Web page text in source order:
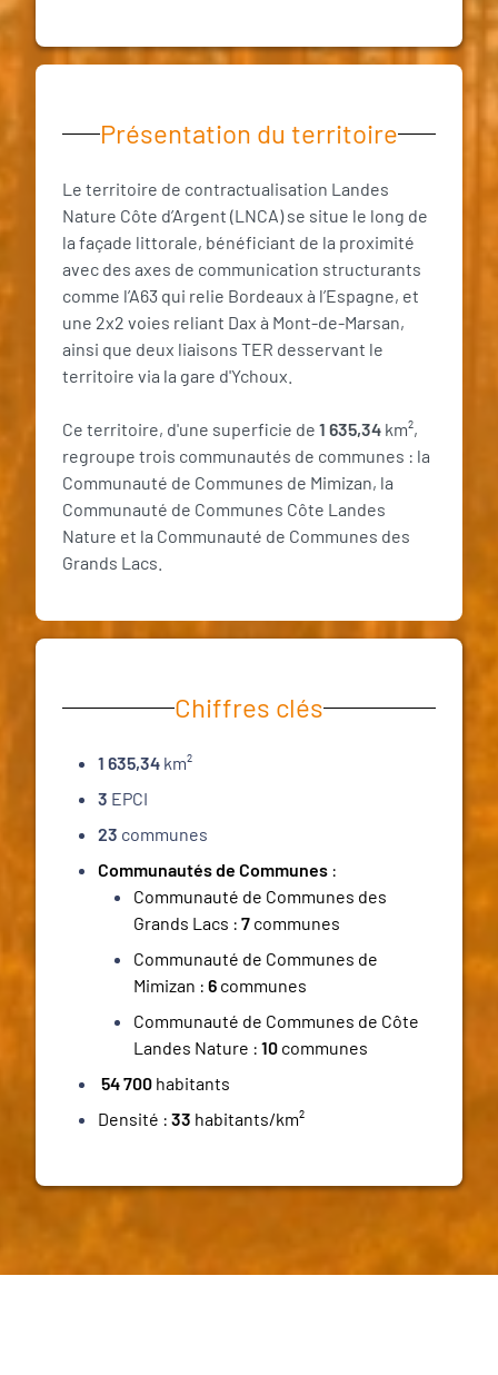
Présentation du territoire
Le territoire de contractualisation Landes
Nature Côte d’Argent (LNCA) se situe le long de
la façade littorale, bénéficiant de la proximité
avec des axes de communication structurants
comme l’A63 qui relie Bordeaux à l’Espagne, et
une 2x2 voies reliant Dax à Mont-de-Marsan,
ainsi que deux liaisons TER desservant le
territoire via la gare d'Ychoux.
Ce territoire, d'une superficie de 1 635,34 km²,
regroupe trois communautés de communes : la
Communauté de Communes de Mimizan, la
Communauté de Communes Côte Landes
Nature et la Communauté de Communes des
Grands Lacs.
Chiffres clés
1 635,34 km²
3 EPCI
23 communes
Communautés de Communes :
Communauté de Communes des
Grands Lacs : 7 communes
Communauté de Communes de
Mimizan : 6 communes
Communauté de Communes de Côte
Landes Nature : 10 communes
54 700 habitants
Densité : 33 habitants/km²